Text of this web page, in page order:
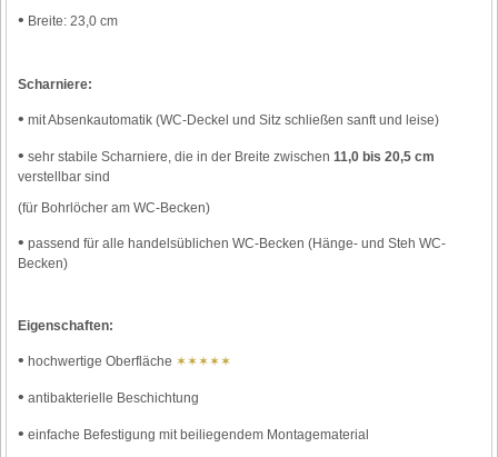
• Breite: 23,0 cm
Scharniere:
• mit Absenkautomatik (WC-Deckel und Sitz schließen sanft und leise)
• sehr stabile Scharniere, die in der Breite zwischen11,0 bis 20,5 cm
verstellbar sind
(für Bohrlöcher am WC-Becken)
• passend für alle handelsüblichen WC-Becken (Hänge- und Steh WC-
Becken)
Eigenschaften:
• hochwertige Oberfläche ✶✶✶✶✶
• antibakterielle Beschichtung
• einfache Befestigung mit beiliegendem Montagematerial